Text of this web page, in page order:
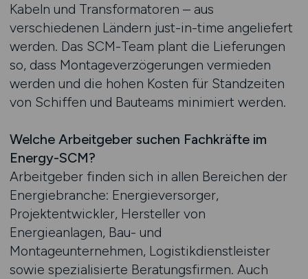
Kabeln und Transformatoren – aus
verschiedenen Ländern just-in-time angeliefert
werden. Das SCM-Team plant die Lieferungen
so, dass Montageverzögerungen vermieden
werden und die hohen Kosten für Standzeiten
von Schiffen und Bauteams minimiert werden.
Welche Arbeitgeber suchen Fachkräfte im
Energy-SCM?
Arbeitgeber finden sich in allen Bereichen der
Energiebranche: Energieversorger,
Projektentwickler, Hersteller von
Energieanlagen, Bau- und
Montageunternehmen, Logistikdienstleister
sowie spezialisierte Beratungsfirmen. Auch